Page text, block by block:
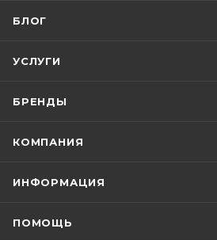
БЛОГ
УСЛУГИ
БРЕНДЫ
КОМПАНИЯ
ИНФОРМАЦИЯ
ПОМОЩЬ